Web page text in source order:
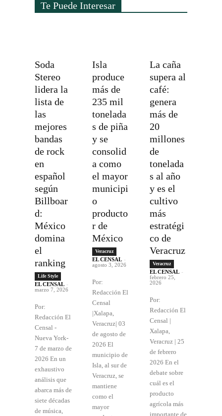
Te Puede Interesar
Soda
Stereo
lidera la
lista de
las
mejores
bandas
de rock
en
español
según
Billboar
d:
México
domina
el
ranking
Life Style
EL CENSAL -
marzo 7, 2026
Por:
Redacción El
Censal -
Nueva York-
7 de marzo de
2026 En un
exhaustivo
análisis que
abarca más de
siete décadas
de música,
Isla
produce
más de
235 mil
tonelada
s de piña
y se
consolid
a como
el mayor
municipi
o
producto
r de
México
Veracruz
EL CENSAL -
agosto 3, 2026
Por:
Redacción El
Censal
|Xalapa,
Veracruz| 03
de agosto de
2026 El
municipio de
Isla, al sur de
Veracruz, se
mantiene
como el
mayor
La caña
supera al
café:
genera
más de
20
millones
de
tonelada
s al año
y es el
cultivo
más
estratégi
co de
Veracruz
Veracruz
EL CENSAL -
febrero 25,
2026
Por:
Redacción El
Censal |
Xalapa,
Veracruz | 25
de febrero
2026 En el
debate sobre
cuál es el
producto
agrícola más
importante de